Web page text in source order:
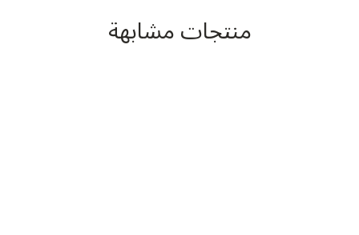
منتجات مشابهة